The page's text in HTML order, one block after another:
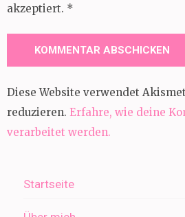
akzeptiert. *
Diese Website verwendet
reduzieren. Erfahre, wie deine
verarbeitet werden.
Startseite